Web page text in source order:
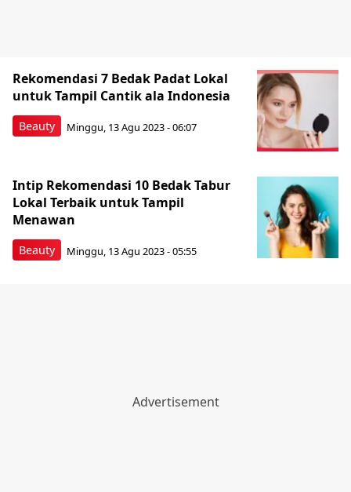
Beauty
Rekomendasi 7 Bedak Padat Lokal
untuk Tampil Cantik ala Indonesia
Minggu, 13 Agu 2023 - 06:07
Beauty
Intip Rekomendasi 10 Bedak Tabur
Lokal Terbaik untuk Tampil
Menawan
Minggu, 13 Agu 2023 - 05:55